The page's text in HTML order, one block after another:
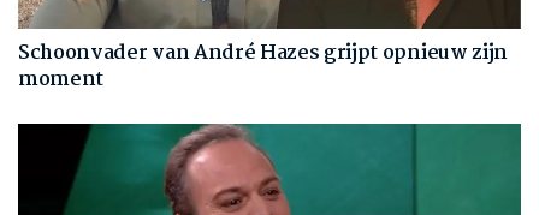
Schoonvader van André Hazes grijpt opnieuw zijn
moment